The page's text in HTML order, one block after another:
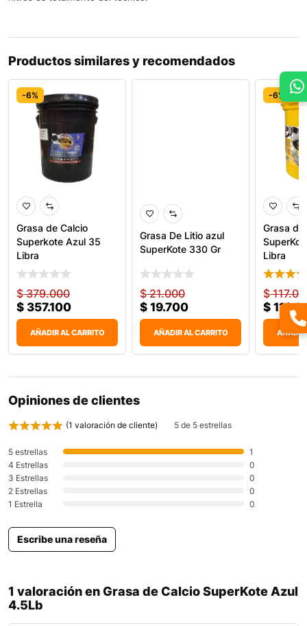
Productos similares y recomendados
-6%
Grasa de Calcio
Superkote Azul 35
Libra
$379.000
$ 357.100
AÑADIR AL CARRITO
Grasa De Litio azul
SuperKote 330 Gr
$21.000
$ 19.700
AÑADIR AL CARRITO
-6%
Grasa de
Libra
$
$
AÑADIR
Opiniones de clientes
(1 valoración de cliente) 5 de 5 estrellas
5 estrellas
1
4 Estrellas
0
3 Estrellas
0
2 Estrellas
0
1 Estrella
0
Escribe una reseña
1 valoración enGrasa de Calcio SuperKote Azul
4.5Lb